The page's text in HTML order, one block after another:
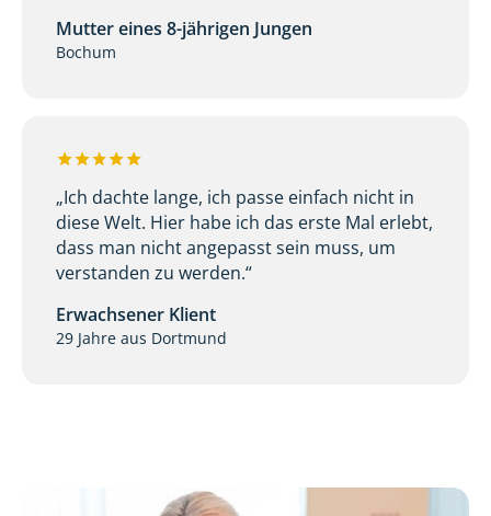
Mutter eines 8-jährigen Jungen
Bochum
„Ich dachte lange, ich passe einfach nicht in
diese Welt. Hier habe ich das erste Mal erlebt,
dass man nicht angepasst sein muss, um
verstanden zu werden.“
Erwachsener Klient
29 Jahre aus Dortmund